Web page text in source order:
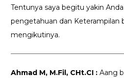
Tentunya saya begitu yakin
pengetahuan dan Keterampilan
mengikutinya.
Ahmad M, M.Fil, CHt.CI : Aang